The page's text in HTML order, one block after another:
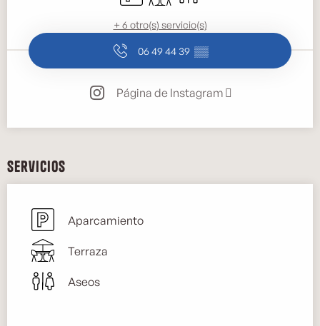
+ 6 otro(s) servicio(s)
06 49 44 39 ▒▒
Página de Instagram
Servicios
Aparcamiento
Terraza
Aseos